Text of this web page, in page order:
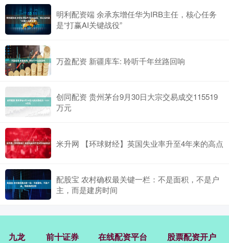
明利配资端 余承东增任华为IRB主任，核心任务
是“打赢AI关键战役”
万盈配资 新疆库车: 聆听千年丝路回响
创同配资 贵州茅台9月30日大宗交易成交115519
万元
米升网 【环球财经】英国失业率升至4年来的高点
配股宝 农村确权最关键一栏：不是面积，不是户
主，而是建房时间
九龙 前十证券 在线配资平台 股票配资开户